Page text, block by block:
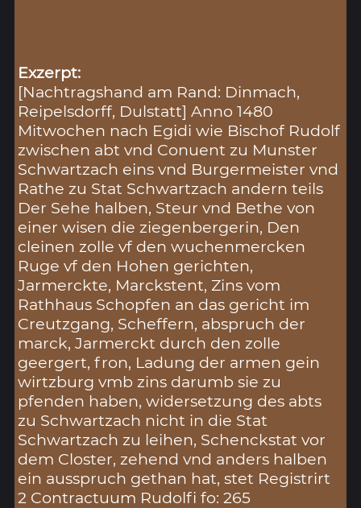
Exzerpt:
[Nachtragshand am Rand: Dinmach,
Reipelsdorff, Dulstatt] Anno 1480
Mitwochen nach Egidi wie Bischof Rudolf
zwischen abt vnd Conuent zu Munster
Schwartzach eins vnd Burgermeister vnd
Rathe zu Stat Schwartzach andern teils
Der Sehe halben, Steur vnd Bethe von
einer wisen die ziegenbergerin, Den
cleinen zolle vf den wuchenmercken
Ruge vf den Hohen gerichten,
Jarmerckte, Marckstent, Zins vom
Rathhaus Schopfen an das gericht im
Creutzgang, Scheffern, abspruch der
marck, Jarmerckt durch den zolle
geergert, fron, Ladung der armen gein
wirtzburg vmb zins darumb sie zu
pfenden haben, widersetzung des abts
zu Schwartzach nicht in die Stat
Schwartzach zu leihen, Schenckstat vor
dem Closter, zehend vnd anders halben
ein ausspruch gethan hat, stet Registrirt
2 Contractuum Rudolfi fo: 265